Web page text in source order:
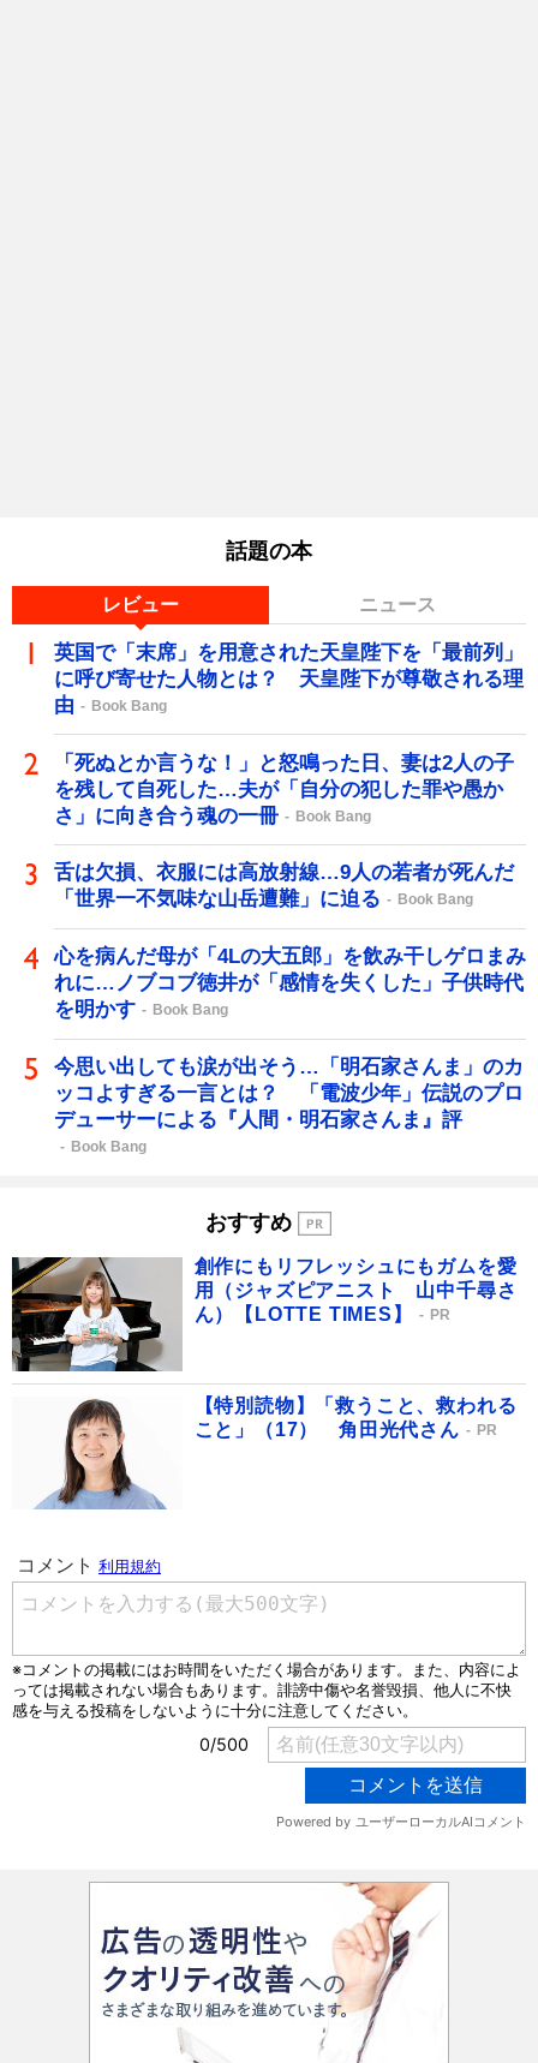
話題の本
レビュー ニュース
英国で「末席」を用意された天皇陛下を「最前列」
に呼び寄せた人物とは？ 天皇陛下が尊敬される理
由
Book Bang
「死ぬとか言うな！」と怒鳴った日、妻は2人の子
を残して自死した…夫が「自分の犯した罪や愚か
さ」に向き合う魂の一冊
Book Bang
舌は欠損、衣服には高放射線…9人の若者が死んだ
「世界一不気味な山岳遭難」に迫る
Book Bang
心を病んだ母が「4Lの大五郎」を飲み干しゲロまみ
れに…ノブコブ徳井が「感情を失くした」子供時代
を明かす
Book Bang
今思い出しても涙が出そう…「明石家さんま」のカ
ッコよすぎる一言とは？ 「電波少年」伝説のプロ
デューサーによる『人間・明石家さんま』評
Book Bang
おすすめ
創作にもリフレッシュにもガムを愛
用（ジャズピアニスト 山中千尋さ
ん）【LOTTE TIMES】
PR
【特別読物】「救うこと、救われる
こと」（17） 角田光代さん
PR